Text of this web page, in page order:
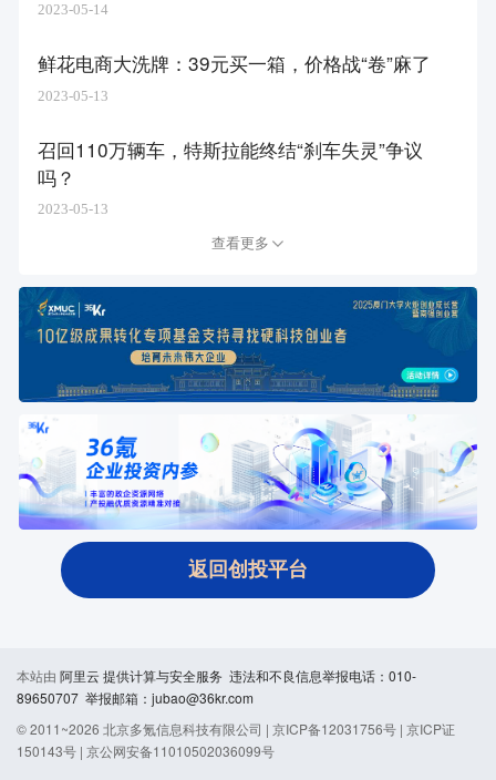
2023-05-14
鲜花电商大洗牌：39元买一箱，价格战“卷”麻了
2023-05-13
召回110万辆车，特斯拉能终结“刹车失灵”争议
吗？
2023-05-13
查看更多
返回创投平台
本站由 阿里云 提供计算与安全服务 违法和不良信息举报电话：010-
89650707 举报邮箱：jubao@36kr.com
© 2011~2026 北京多氪信息科技有限公司 | 京ICP备12031756号 | 京ICP证
150143号 | 京公网安备11010502036099号